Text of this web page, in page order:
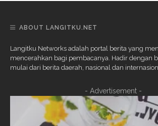
ABOUT LANGITKU.NET
Langitku Networks adalah portal berita yang
mencerahkan bagi pembacanya. Hadir dengan
mulai dari berita daerah, nasional dan
- Advertisement -